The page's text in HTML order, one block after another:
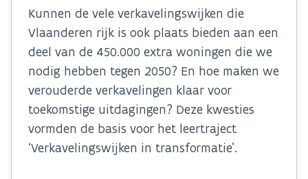
Kunnen de vele verkavelingswijken die
Vlaanderen rijk is ook plaats bieden aan een
deel van de 450.000 extra woningen die we
nodig hebben tegen 2050? En hoe maken we
verouderde verkavelingen klaar voor
toekomstige uitdagingen? Deze kwesties
vormden de basis voor het leertraject
‘Verkavelingswijken in transformatie’.